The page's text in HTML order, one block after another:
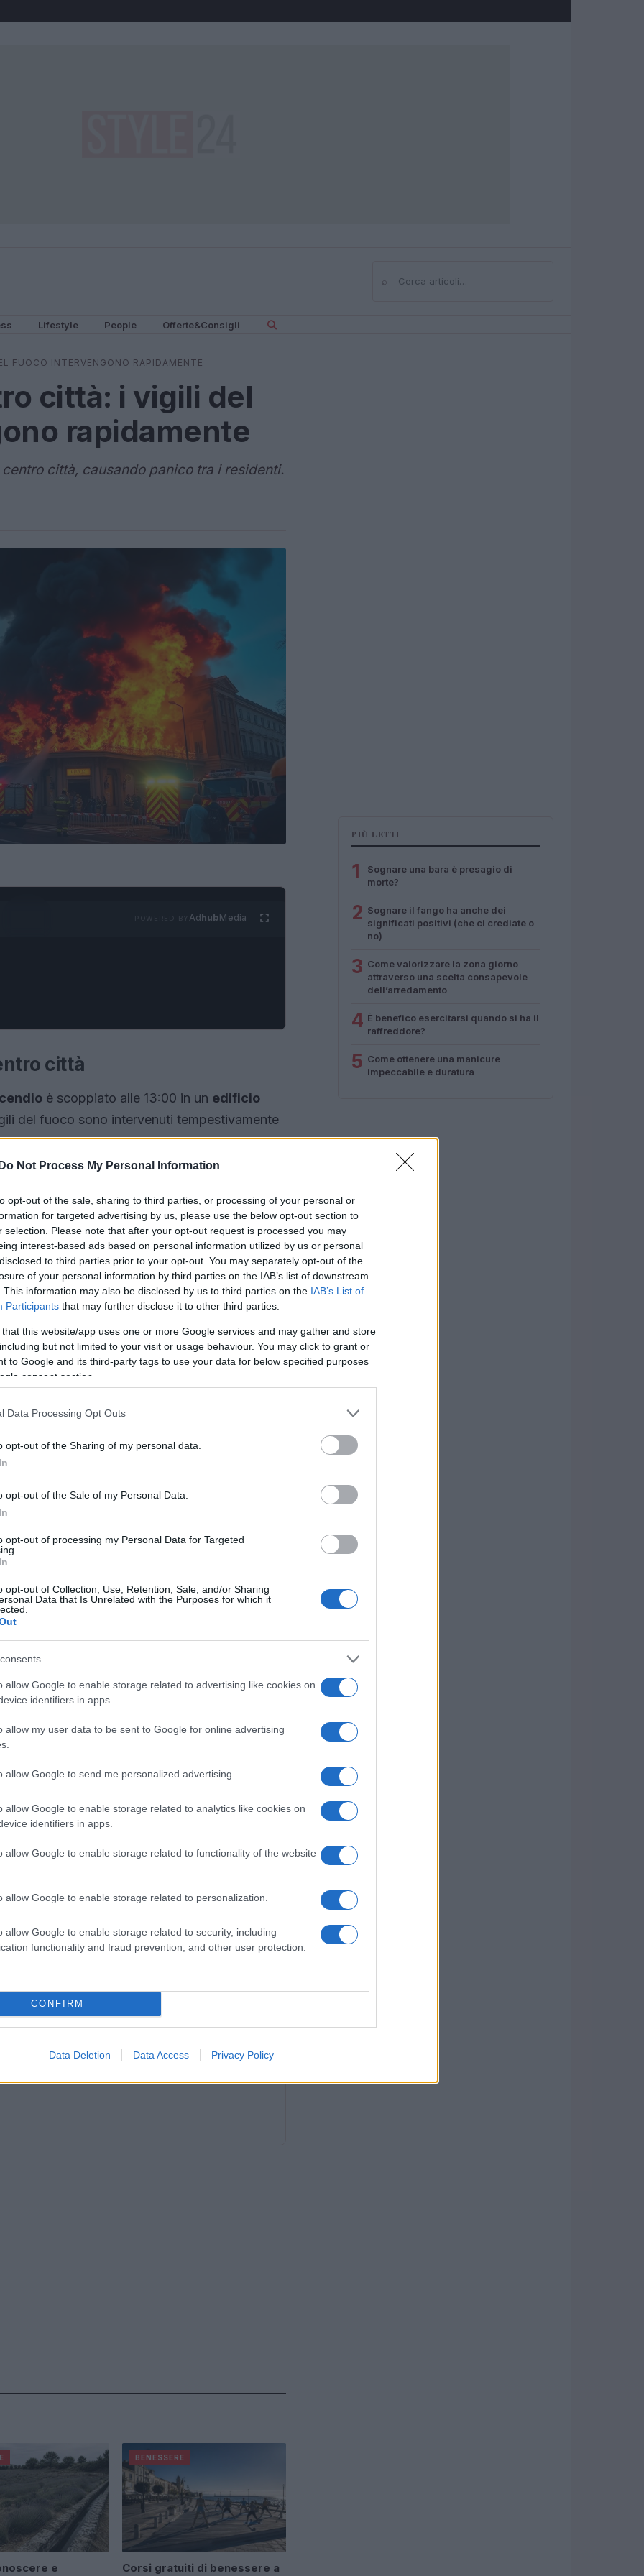
Do Not Process My Personal Information
opt-out of the sale, sharing to third parties, or processing of your personal or
for targeted advertising by us, please use the below opt-out section to
selection. Please note that after your opt-out request is processed you may
interest-based ads based on personal information utilized by us or personal
to third parties prior to your opt-out. You may separately opt-out of the
of your personal information by third parties on the IAB’s list of downstream
This information may also be disclosed by us to third parties on the IAB’s List of
Participants that may further disclose it to other third parties.
that this website/app uses one or more Google services and may gather and store
but not limited to your visit or usage behaviour. You may click to grant or
to Google and its third-party tags to use your data for below specified purposes
consent section.
Data Processing Opt Outs
opt-out of the Sharing of my personal data.
opt-out of the Sale of my Personal Data.
opt-out of processing my Personal Data for Targeted
opt-out of Collection, Use, Retention, Sale, and/or Sharing
Data that Is Unrelated with the Purposes for which it
allow Google to enable storage related to advertising like cookies on
identifiers in apps.
allow my user data to be sent to Google for online advertising
allow Google to send me personalized advertising.
allow Google to enable storage related to analytics like cookies on
identifiers in apps.
allow Google to enable storage related to functionality of the website
allow Google to enable storage related to personalization.
allow Google to enable storage related to security, including
functionality and fraud prevention, and other user protection.
CONFIRM
Data Deletion Data Access Privacy Policy
⌕Cerca
Lifestyle People Offerte&Consigli
FUOCO INTERVENGONO RAPIDAMENTE
città: i vigili del
rapidamente
città, causando panico tra i residenti.
AdhubMedia
città
è scoppiato alle 13:00 in un edificio
del fuoco sono intervenuti tempestivamente
quattro squadre di vigili del fuoco
oculari riferiscono di aver visto fiamme
per motivi di sicurezza. Strade
la polizia sta gestendo la situazione.
l’origine dell’incendio è ancora sconosciuta,
feriti al momento.
mano che arrivano nuove informazioni.
e
BENESSERE
Corsi gratuiti di benessere a
PIÙ LETTI
1
Sognare una bara è presagio di
morte?
2 Sognare il fango ha anche dei
significati positivi (che ci crediate o
no)
3 Come valorizzare la zona giorno
attraverso una scelta consapevole
dell’arredamento
4 È benefico esercitarsi quando si ha il
raffreddore?
5 Come ottenere una manicure
impeccabile e duratura